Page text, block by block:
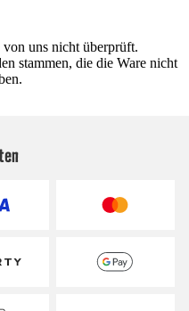
uns nicht überprüft.
stammen, die die Ware nicht